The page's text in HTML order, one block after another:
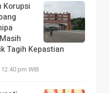
Korupsi
Tagih Kepastian
pm WIB